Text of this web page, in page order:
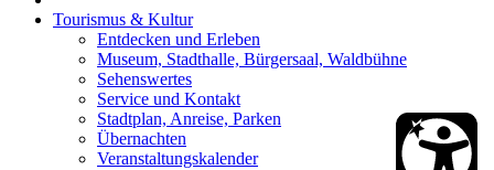
Tourismus & Kultur
Entdecken und Erleben
Museum, Stadthalle, Bürgersaal, Waldbühne
Sehenswertes
Service und Kontakt
Stadtplan, Anreise, Parken
Übernachten
Veranstaltungskalender